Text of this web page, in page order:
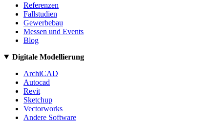
Referenzen
Fallstudien
Gewerbebau
Messen und Events
Blog
Digitale Modellierung
ArchiCAD
Autocad
Revit
Sketchup
Vectorworks
Andere Software